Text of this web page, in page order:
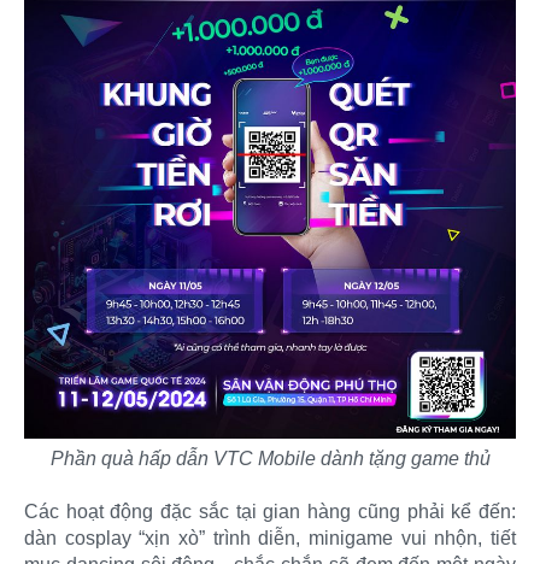
Phần quà hấp dẫn VTC Mobile dành tặng game thủ
Các hoạt động đặc sắc tại gian hàng cũng phải kể đến:
dàn cosplay “xịn xò” trình diễn, minigame vui nhộn, tiết